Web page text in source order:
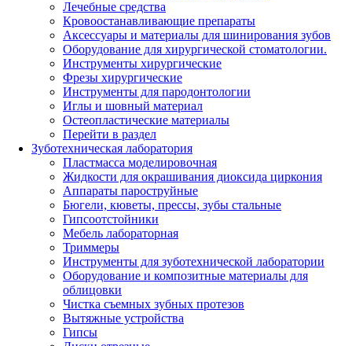
Лечебные средства
Кровоостанавливающие препараты
Аксессуары и материалы для шинирования зубов
Оборудование для хирургической стоматологии.
Инструменты хирургические
Фрезы хирургические
Инструменты для пародонтологии
Иглы и шовный материал
Остеопластические материалы
Перейти в раздел
Зуботехническая лаборатория
Пластмасса моделировочная
Жидкости для окрашивания диоксида циркония
Аппараты пароструйные
Бюгели, кюветы, прессы, зубы стальные
Гипсоотстойники
Мебель лабораторная
Триммеры
Инструменты для зуботехнической лаборатории
Оборудование и композитные материалы для
облицовки
Чистка съемных зубных протезов
Вытяжные устройства
Гипсы